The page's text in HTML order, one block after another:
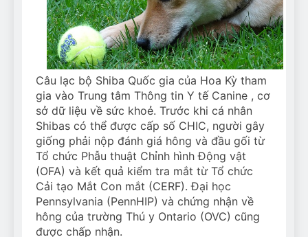
Câu lạc bộ Shiba Quốc gia của Hoa Kỳ tham
gia vào Trung tâm Thông tin Y tế Canine , cơ
sở dữ liệu về sức khoẻ. Trước khi cá nhân
Shibas có thể được cấp số CHIC, người gây
giống phải nộp đánh giá hông và đầu gối từ
Tổ chức Phẫu thuật Chỉnh hình Động vật
(OFA) và kết quả kiểm tra mắt từ Tổ chức
Cải tạo Mắt Con mắt (CERF). Đại học
Pennsylvania (PennHIP) và chứng nhận về
hông của trường Thú y Ontario (OVC) cũng
được chấp nhận.